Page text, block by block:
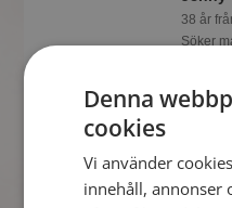
38 år
Söker
en
foton
Denna
cookies
Vi använder
innehåll, annonser